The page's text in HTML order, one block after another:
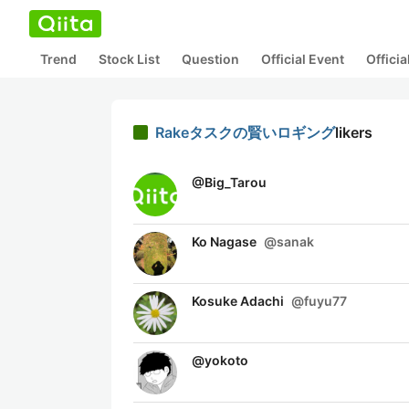
Trend Stock List Question Official Event
Rakeタスクの賢いロギングlikers
@Big_Tarou
Ko Nagase @sanak
Kosuke Adachi @fuyu77
@yokoto